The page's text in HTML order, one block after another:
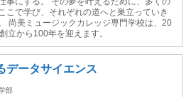
こで学び、それぞれの道へと巣立っていき
尚美ミュージックカレッジ専門学校は、20
立から100年を迎えます。
データサイエンス
部